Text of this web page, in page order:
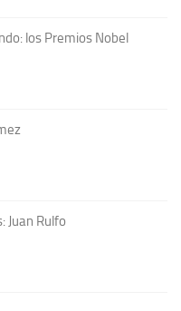
los Premios Nobel
Juan Rulfo